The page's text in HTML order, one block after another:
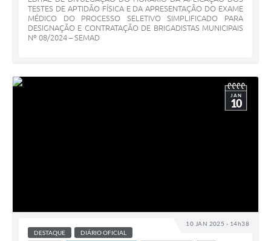
TESTES DE APTIDÃO FÍSICA E DA APRESENTAÇÃO DO EXAME
MÉDICO DO PROCESSO SELETIVO SIMPLIFICADO PARA
DESIGNAÇÃO E CONTRATAÇÃO DE BRIGADISTAS MUNICIPAIS
Nº 08/2024 – SEMAD
10 JAN 2025 - 14h38
JAN
10
DESTAQUE
DIÁRIO OFICIAL